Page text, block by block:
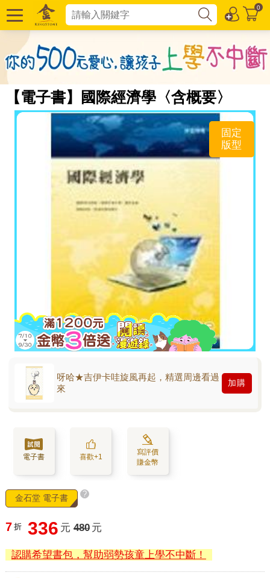
0
【電子書】國際經濟學〈含概要〉
固定
版型
呀哈★吉伊卡哇旋風再起，精選周邊看過
來
加購
電子書 喜歡+1
寫評價
賺金幣
金石堂 電子書 ?
7 折 336 元 480 元
認購希望書包，幫助弱勢孩童上學不中斷！